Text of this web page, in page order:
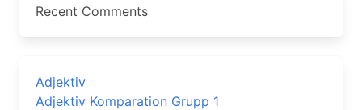
Recent Comments
Adjektiv
Adjektiv Komparation Grupp 1